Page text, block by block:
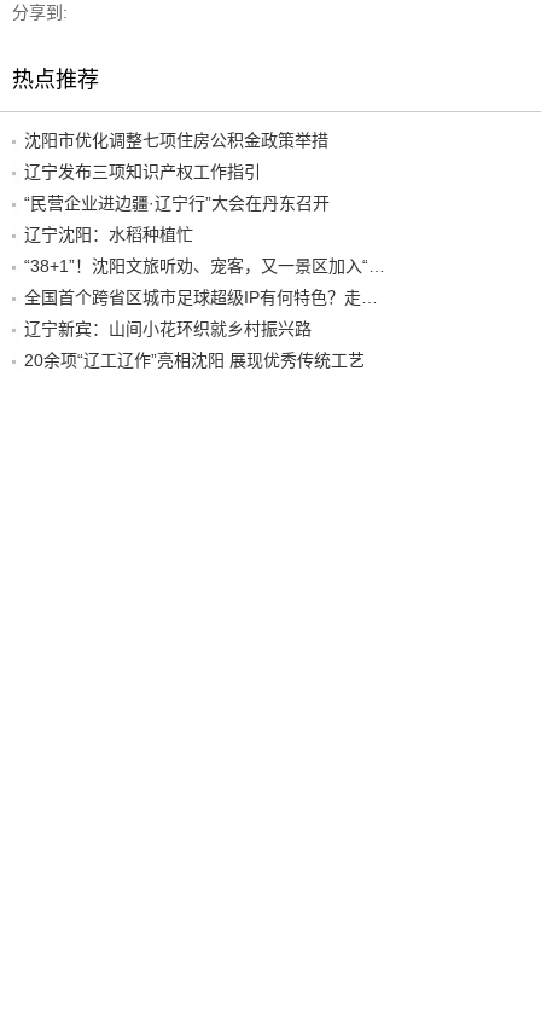
分享到:
热点推荐
沈阳市优化调整七项住房公积金政策举措
辽宁发布三项知识产权工作指引
“民营企业进边疆·辽宁行”大会在丹东召开
辽宁沈阳：水稻种植忙
辽宁新宾：山间小花环织就乡村振兴路
20余项“辽工辽作”亮相沈阳 展现优秀传统工艺